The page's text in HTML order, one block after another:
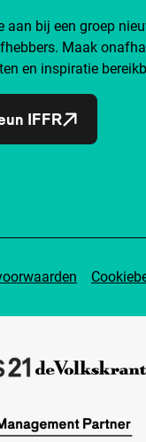
aan bij een groep
Maak
en inspiratie
IFFR